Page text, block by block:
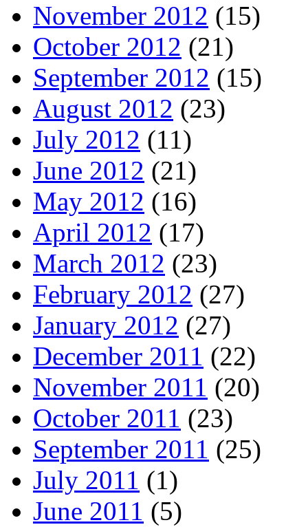
November 2012 (15)
October 2012 (21)
September 2012 (15)
August 2012 (23)
July 2012 (11)
June 2012 (21)
May 2012 (16)
April 2012 (17)
March 2012 (23)
February 2012 (27)
January 2012 (27)
December 2011 (22)
November 2011 (20)
October 2011 (23)
September 2011 (25)
July 2011 (1)
June 2011 (5)